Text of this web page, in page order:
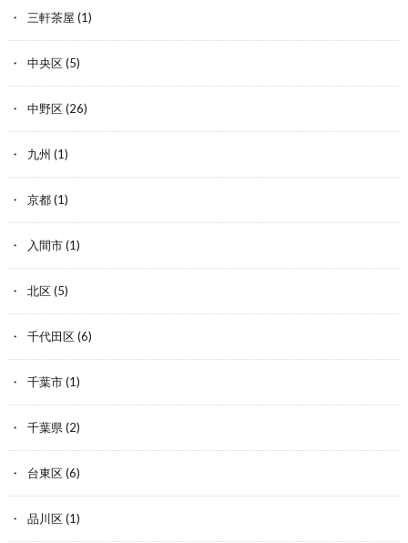
三軒茶屋 (1)
中央区(5)
中野区(26)
九州 (1)
京都(1)
入間市(1)
北区(5)
千代田区(6)
千葉市(1)
千葉県(2)
台東区(6)
品川区(1)